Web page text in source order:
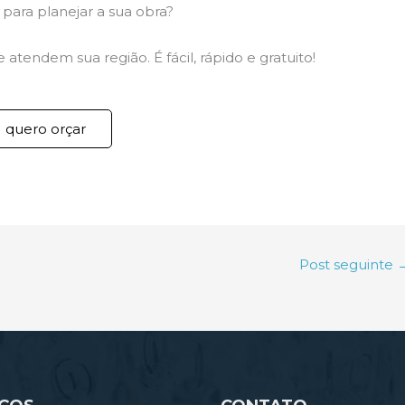
planejar a sua obra?
sua região. É fácil, rápido e gratuito!
quero orçar
Post seguinte